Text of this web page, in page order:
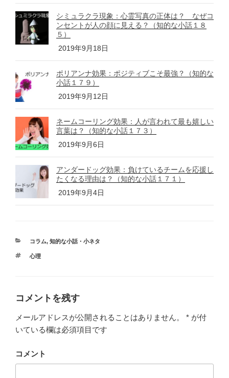
シミュラクラ現象：心霊写真の正体は？ なぜコ
ンセントが人の顔に見える？（知的な小話１８
５）
2019年9月18日
ポリアンナ効果：ポジティブこそ最強？（知的な
小話１７９）
2019年9月12日
ネームコーリング効果：人が言われて最も嬉しい
言葉は？（知的な小話１７３）
2019年9月6日
アンダードッグ効果：負けているチームを応援し
たくなる理由は？（知的な小話１７１）
2019年9月4日
カ
ゴ
コラム, 知的な小話・小ネタ
タ
心理
コメントを残す
メールアドレスが公開されることはありません。 * が付
いている欄は必須項目です
コメント